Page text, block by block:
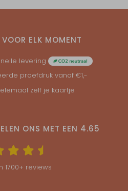
ELK MOMENT
levering
proefdruk vanaf €1,-
zelf je kaartje
ONS MET EEN 4.65
1700+ reviews